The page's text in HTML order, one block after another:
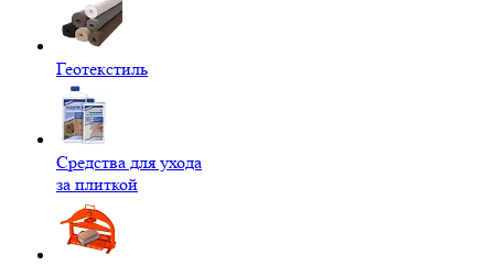
Геотекстиль
Средства для ухода
за плиткой